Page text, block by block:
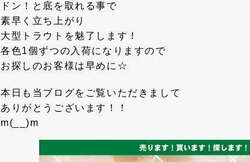
ドン！と底を取れる事で
素早く立ち上がり
大型トラウトを魅了します！
各色1個ずつの入荷になりますので
お探しのお客様は早めに☆
本日も当ブログをご覧いただきまして
ありがとうございます！！
m(__)m